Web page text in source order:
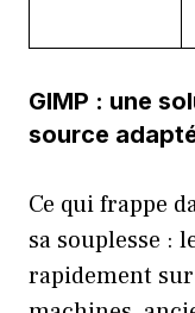
GIMP : une
source
Ce qui frappe
sa souplesse :
rapidement